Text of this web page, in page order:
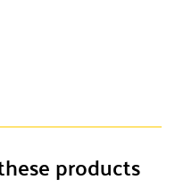
products